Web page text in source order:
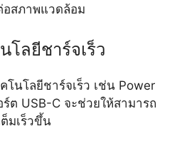
สภาพแวดล้อม
โลยีชาร์จเร็ว
โนโลยีชาร์จเร็ว เช่น Power
ต USB-C จะช่วยให้สามารถ
มเร็วขึ้น